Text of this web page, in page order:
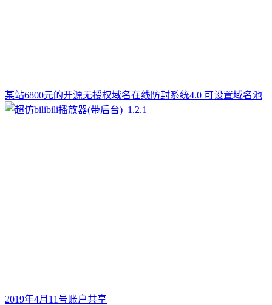
某站6800元的开源无授权域名在线防封系统4.0 可设置域名池
2019年4月11号账户共享